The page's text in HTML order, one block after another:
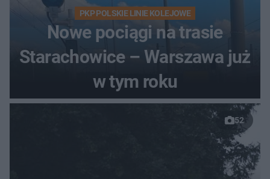
PKP POLSKIE LINIE KOLEJOWE
Nowe pociągi na trasie
Starachowice – Warszawa już
w tym roku
52